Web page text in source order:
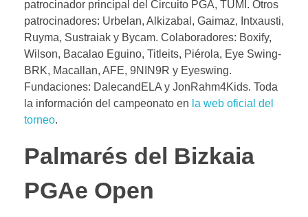
patrocinador principal del Circuito PGA, TUMI. Otros
patrocinadores: Urbelan, Alkizabal, Gaimaz, Intxausti,
Ruyma, Sustraiak y Bycam. Colaboradores: Boxify,
Wilson, Bacalao Eguino, Titleits, Piérola, Eye Swing-
BRK, Macallan, AFE, 9NIN9R y Eyeswing.
Fundaciones: DalecandELA y JonRahm4Kids. Toda
la información del campeonato en la web oficial del
torneo.
Palmarés del Bizkaia
PGAe Open